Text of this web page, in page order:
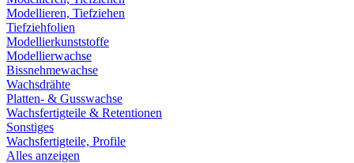
Modellieren, Tiefziehen
Tiefziehfolien
Modellierkunststoffe
Modellierwachse
Bissnehmewachse
Wachsdrähte
Platten- & Gusswachse
Wachsfertigteile & Retentionen
Sonstiges
Wachsfertigteile, Profile
Alles anzeigen